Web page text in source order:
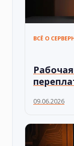
ВСЁ О
09.06.2026